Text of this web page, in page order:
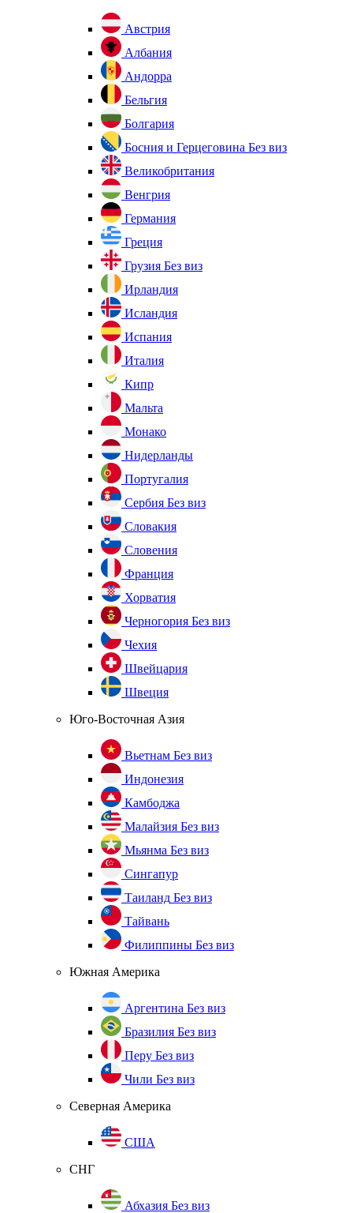
Австрия
Албания
Андорра
Бельгия
Болгария
Босния и Герцеговина Без виз
Великобритания
Венгрия
Германия
Греция
Грузия Без виз
Ирландия
Исландия
Испания
Италия
Кипр
Мальта
Монако
Нидерланды
Португалия
Сербия Без виз
Словакия
Словения
Франция
Хорватия
Черногория Без виз
Чехия
Швейцария
Швеция
Юго-Восточная Азия
Вьетнам Без виз
Индонезия
Камбоджа
Малайзия Без виз
Мьянма Без виз
Сингапур
Таиланд Без виз
Тайвань
Филиппины Без виз
Южная Америка
Аргентина Без виз
Бразилия Без виз
Перу Без виз
Чили Без виз
Северная Америка
США
СНГ
Абхазия Без виз